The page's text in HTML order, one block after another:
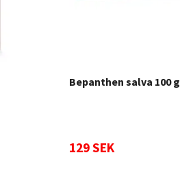
Bepanthen salva 100 g
129 SEK